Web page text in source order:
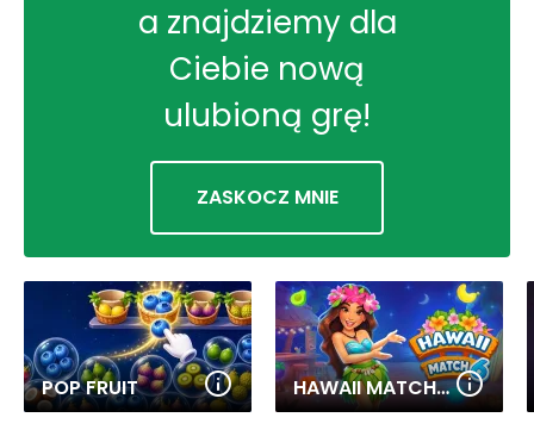
a znajdziemy dla
Ciebie nową
ulubioną grę!
ZASKOCZ MNIE
POP FRUIT HAWAII MATCH 6